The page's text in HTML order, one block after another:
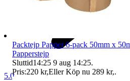
5.0
Packtejp Papper 6-pack 50mm x
Papperstejp
Sluttid14:25 9 aug 14:25.
Pris:220 kr,Eller Köp nu 289 kr,.